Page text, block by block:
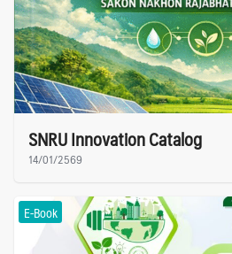
SNRU Innovation Catalog
14/01/2569
E-Book